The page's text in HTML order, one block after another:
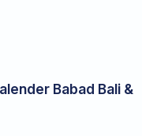
Babad Bali &